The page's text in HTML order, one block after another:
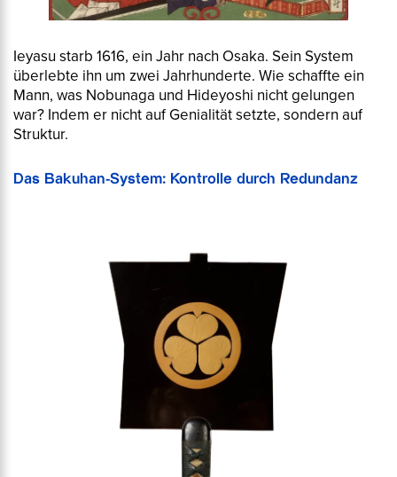
Ieyasu starb 1616, ein Jahr nach Osaka. Sein System
überlebte ihn um zwei Jahrhunderte. Wie schaffte ein
Mann, was Nobunaga und Hideyoshi nicht gelungen
war? Indem er nicht auf Genialität setzte, sondern auf
Struktur.
Das Bakuhan-System: Kontrolle durch Redundanz